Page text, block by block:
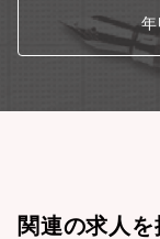
関連の求人を